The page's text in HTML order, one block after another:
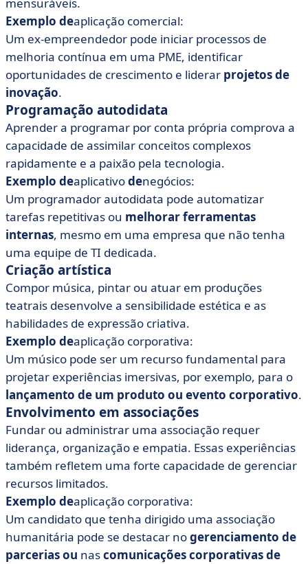
Exemplo deaplicação comercial:
Um ex-empreendedor pode iniciar processos de
melhoria contínua em uma PME, identificar
oportunidades de crescimento e liderar projetos de
inovação.
Programação autodidata
Aprender a programar por conta própria comprova a
capacidade de assimilar conceitos complexos
rapidamente e a paixão pela tecnologia.
Exemplo deaplicativodenegócios:
Um programador autodidata pode automatizar
tarefas repetitivas ou melhorar ferramentas
internas, mesmo em uma empresa que não tenha
uma equipe de TI dedicada.
Criação artística
Compor música, pintar ou atuar em produções
teatrais desenvolve a sensibilidade estética e as
habilidades de expressão criativa.
Exemplo deaplicação corporativa:
Um músico pode ser um recurso fundamental para
projetar experiências imersivas, por exemplo, para o
lançamento de um produto ou evento corporativo.
Envolvimento em associações
Fundar ou administrar uma associação requer
liderança, organização e empatia. Essas experiências
também refletem uma forte capacidade de gerenciar
recursos limitados.
Exemplo deaplicação corporativa:
Um candidato que tenha dirigido uma associação
humanitária pode se destacar nogerenciamento de
parcerias ou nascomunicações corporativas de